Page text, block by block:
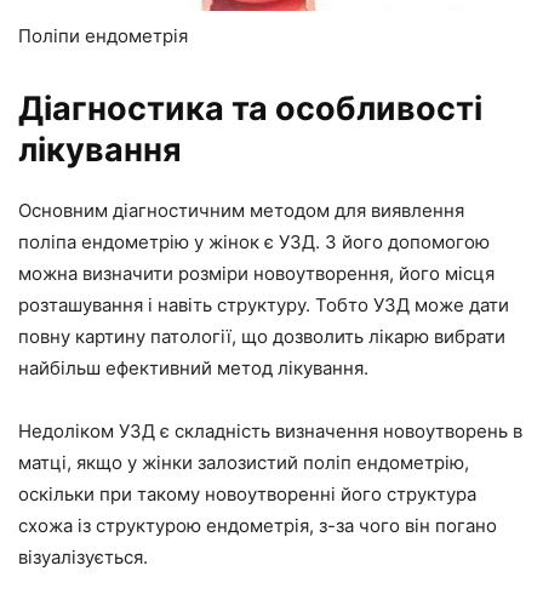
Поліпи ендометрія
Діагностика та особливості
лікування
Основним діагностичним методом для виявлення
поліпа ендометрію у жінок є УЗД. З його допомогою
можна визначити розміри новоутворення, його місця
розташування і навіть структуру. Тобто УЗД може дати
повну картину патології, що дозволить лікарю вибрати
найбільш ефективний метод лікування.
Недоліком УЗД є складність визначення новоутворень в
матці, якщо у жінки залозистий поліп ендометрію,
оскільки при такому новоутворенні його структура
схожа із структурою ендометрія, з-за чого він погано
візуалізується.